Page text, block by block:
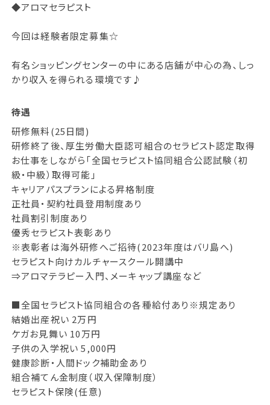
◆アロマセラピスト
今回は経験者限定募集☆
有名ショッピングセンターの中にある店舗が中心の為、しっ
かり収入を得られる環境です♪
待遇
研修無料(25日間)
研修終了後、厚生労働大臣認可組合のセラピスト認定取得
お仕事をしながら「全国セラピスト協同組合公認試験（初
級・中級）取得可能」
キャリアパスプランによる昇格制度
正社員・契約社員登用制度あり
社員割引制度あり
優秀セラピスト表彰あり
※表彰者は海外研修へご招待(2023年度はバリ島へ)
セラピスト向けカルチャースクール開講中
⇒アロマテラピー入門、メーキャップ講座など
■全国セラピスト協同組合の各種給付あり※規定あり
結婚出産祝い 2万円
ケガお見舞い 10万円
子供の入学祝い 5,000円
健康診断・人間ドック補助金あり
組合補てん金制度（収入保障制度）
セラピスト保険(任意)